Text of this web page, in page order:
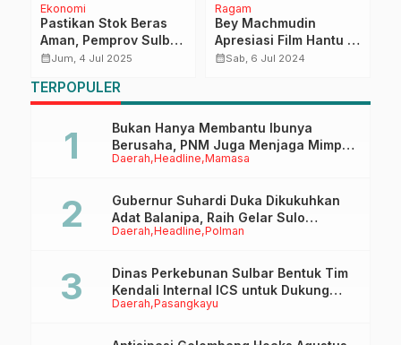
Ekonomi
Pastikan Stok Beras
Aman, Pemprov Sulbar
Bangun Sinergi
Jaga Stabilitas Harga
Beras
calendar_monthJum, 4 Jul 2025
Ragam
Bey Machmudin
Apresiasi Film Hantu di
Sekolah
calendar_monthSab, 6 Jul 2024
TERPOPULER
Daerah Headline Mamasa
Bukan Hanya Membantu Ibunya
Berusaha, PNM Juga Menjaga Mimpi
Anaknya Untuk Menggapai Cita-Cita
Daerah Headline Polman
Gubernur Suhardi Duka Dikukuhkan
Adat Balanipa, Raih Gelar Sulo
Tappidena
Daerah Pasangkayu
Dinas Perkebunan Sulbar Bentuk Tim
Kendali Internal ICS untuk Dukung
Sertifikasi ISPO Pekebun di